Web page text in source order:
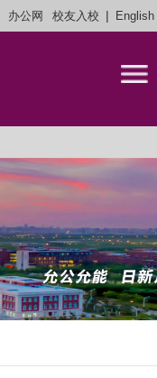
办公网 校友入校 | English